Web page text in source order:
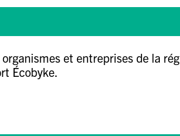
et entreprises de la
Écobyke.